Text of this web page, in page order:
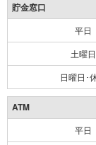
貯金窓口
平日
土曜日
日曜日･
ATM
平日